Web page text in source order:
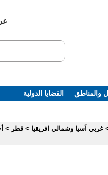
والمناطق
القضايا الدولية
غربي آسيا وشمالي افريقيا > قطر >